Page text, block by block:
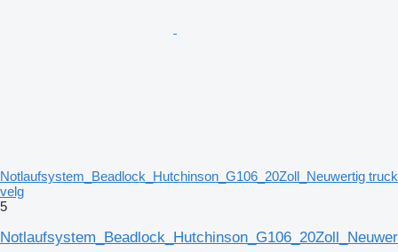
Notlaufsystem_Beadlock_Hutchinson_G106_20Zoll_Neuwertig truck
velg
5